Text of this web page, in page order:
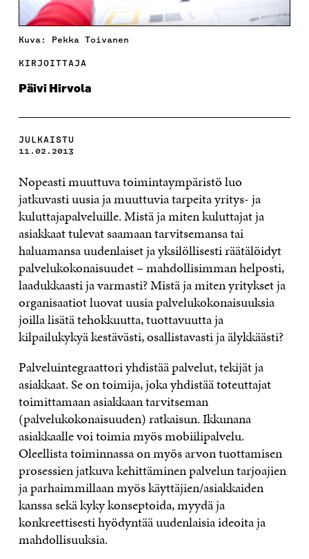
Kuva: Pekka Toivanen
KIRJOITTAJA
Päivi Hirvola
JULKAISTU
11.02.2013
Nopeasti muuttuva toimintaympäristö luo
jatkuvasti uusia ja muuttuvia tarpeita yritys- ja
kuluttajapalveluille. Mistä ja miten kuluttajat ja
asiakkaat tulevat saamaan tarvitsemansa tai
haluamansa uudenlaiset ja yksilöllisesti räätälöidyt
palvelukokonaisuudet – mahdollisimman helposti,
laadukkaasti ja varmasti? Mistä ja miten yritykset ja
organisaatiot luovat uusia palvelukokonaisuuksia
joilla lisätä tehokkuutta, tuottavuutta ja
kilpailukykyä kestävästi, osallistavasti ja älykkäästi?
Palveluintegraattori yhdistää palvelut, tekijät ja
asiakkaat. Se on toimija, joka yhdistää toteuttajat
toimittamaan asiakkaan tarvitseman
(palvelukokonaisuuden) ratkaisun. Ikkunana
asiakkaalle voi toimia myös mobiilipalvelu.
Oleellista toiminnassa on myös arvon tuottamisen
prosessien jatkuva kehittäminen palvelun tarjoajien
ja parhaimmillaan myös käyttäjien/asiakkaiden
kanssa sekä kyky konseptoida, myydä ja
konkreettisesti hyödyntää uudenlaisia ideoita ja
mahdollisuuksia.